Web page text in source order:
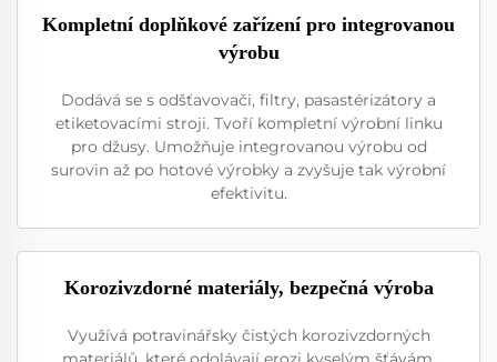
Kompletní doplňkové zařízení pro integrovanou
výrobu
Dodává se s odšťavovači, filtry, pasastérizátory a
etiketovacími stroji. Tvoří kompletní výrobní linku
pro džusy. Umožňuje integrovanou výrobu od
surovin až po hotové výrobky a zvyšuje tak výrobní
efektivitu.
Korozivzdorné materiály, bezpečná výroba
Využívá potravinářsky čistých korozivzdorných